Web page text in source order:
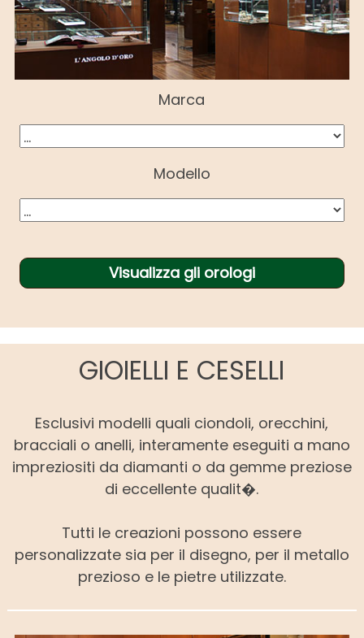
Marca
Modello
GIOIELLI E CESELLI
Esclusivi modelli quali ciondoli, orecchini,
bracciali o anelli, interamente eseguiti a mano
impreziositi da diamanti o da gemme preziose
di eccellente qualit�.
Tutti le creazioni possono essere
personalizzate sia per il disegno, per il metallo
prezioso e le pietre utilizzate.